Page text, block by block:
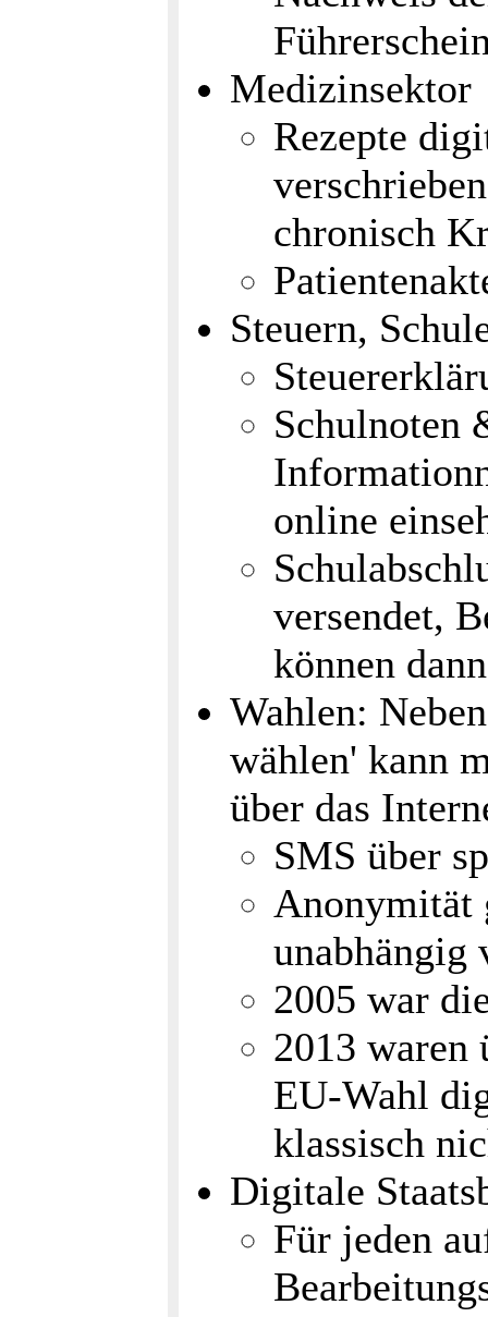
Medizinsektor
Rezepte
chronisch
Steuern,
Schulnoten
online
versendet,
können
Wahlen:
wählen' kann
über das
SMS über
Anonymität
unabhängig
2005 war
2013 waren
EU-Wahl
klassisch
Digitale
Für jeden